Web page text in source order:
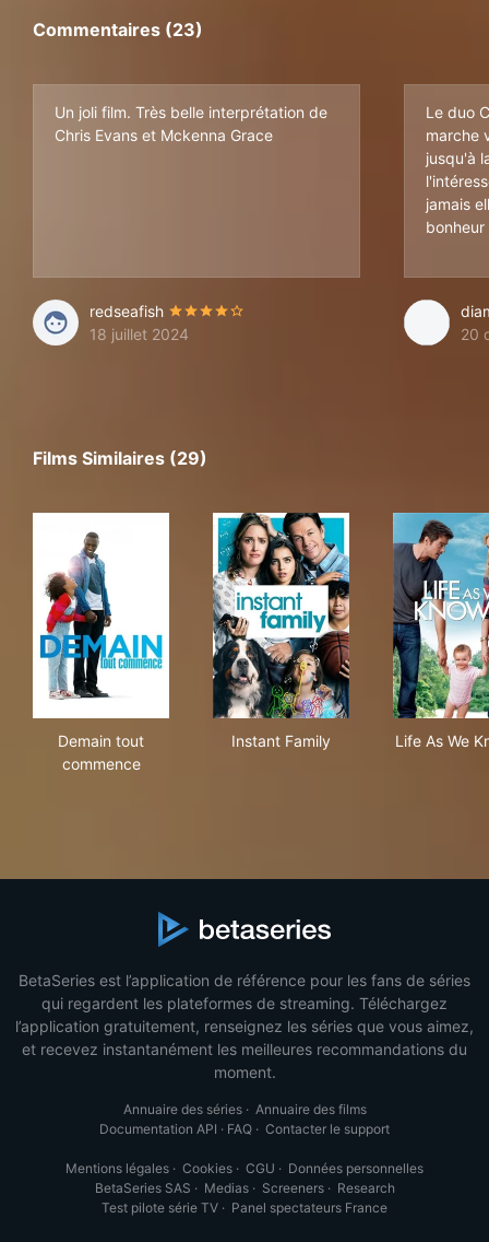
Commentaires (23)
Un joli film. Très belle interprétation de
Chris Evans et Mckenna Grace
redseafish
18 juillet 2024
Le duo
marche
jusqu'à
jamais
20
Films Similaires (29)
Demain tout
commence
Instant Family Life As We
BetaSeries est l’application de référence pour les fans de séries
qui regardent les plateformes de streaming. Téléchargez
l’application gratuitement, renseignez les séries que vous aimez,
et recevez instantanément les meilleures recommandations du
moment.
Annuaire des séries· Annuaire des films
Documentation API · FAQ · Contacter le support
Mentions légales · Cookies · CGU · Données personnelles
BetaSeries SAS · Medias· Screeners· Research
Test pilote série TV · Panel spectateurs France